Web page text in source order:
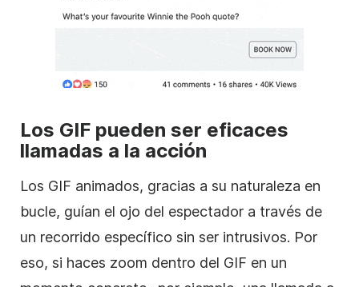
Los GIF pueden ser eficaces
llamadas a la acción
Los GIF animados, gracias a su naturaleza en
bucle, guían el ojo del espectador a través de
un recorrido específico sin ser intrusivos. Por
eso, si haces zoom dentro del GIF en un